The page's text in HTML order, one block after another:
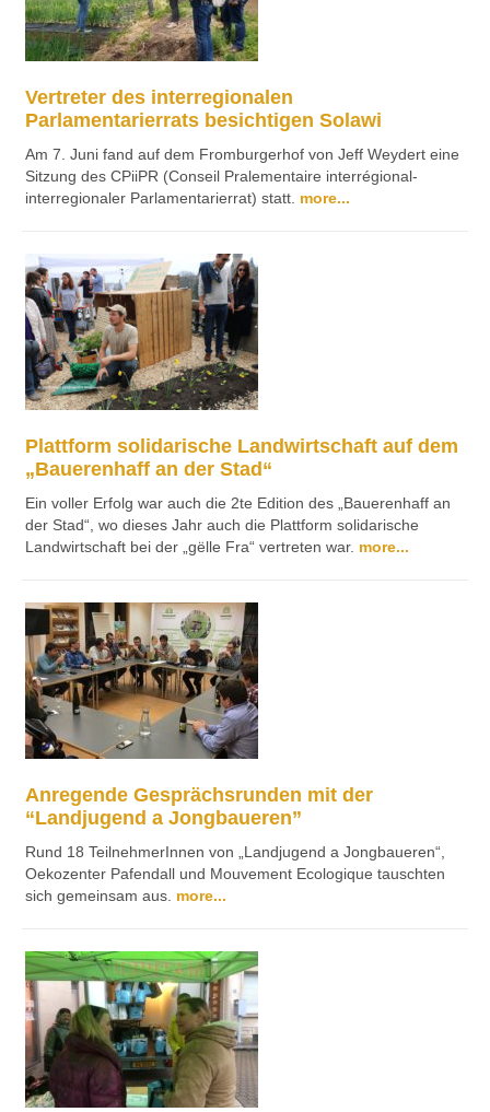
Vertreter des interregionalen
Parlamentarierrats besichtigen Solawi
Am 7. Juni fand auf dem Fromburgerhof von Jeff Weydert eine
Sitzung des CPiiPR (Conseil Pralementaire interrégional-
interregionaler Parlamentarierrat) statt. more...
Plattform solidarische Landwirtschaft auf dem
„Bauerenhaff an der Stad“
Ein voller Erfolg war auch die 2te Edition des „Bauerenhaff an
der Stad“, wo dieses Jahr auch die Plattform solidarische
Landwirtschaft bei der „gëlle Fra“ vertreten war. more...
Anregende Gesprächsrunden mit der
“Landjugend a Jongbaueren”
Rund 18 TeilnehmerInnen von „Landjugend a Jongbaueren“,
Oekozenter Pafendall und Mouvement Ecologique tauschten
sich gemeinsam aus. more...